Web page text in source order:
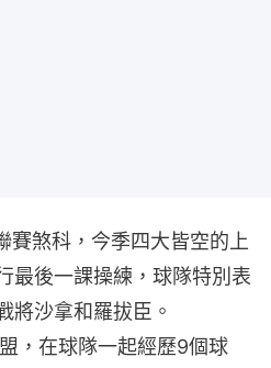
賽煞科，今季四大皆空的上
最後一課操練，球隊特別表
將沙拿和羅拔臣。
，在球隊一起經歷9個球